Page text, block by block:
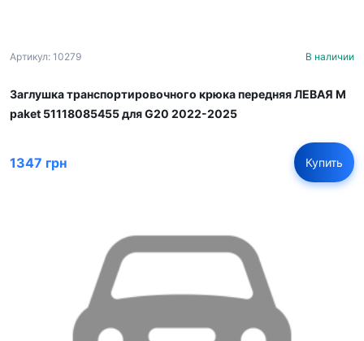
Артикул: 10279 В наличии
Заглушка транспортировочного крюка передняя ЛЕВАЯ M
paket 51118085455 для G20 2022-2025
1347 грн Купить